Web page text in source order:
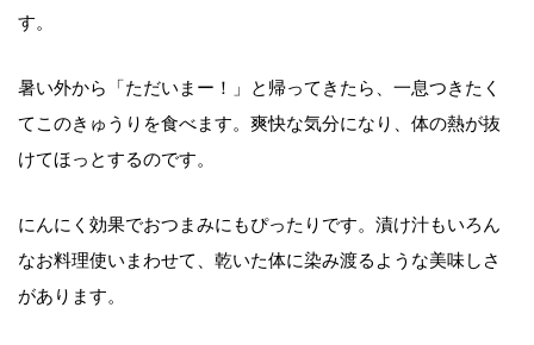
す。
暑い外から「ただいまー！」と帰ってきたら、一息つきたく
てこのきゅうりを食べます。爽快な気分になり、体の熱が抜
けてほっとするのです。
にんにく効果でおつまみにもぴったりです。漬け汁もいろん
なお料理使いまわせて、乾いた体に染み渡るような美味しさ
があります。